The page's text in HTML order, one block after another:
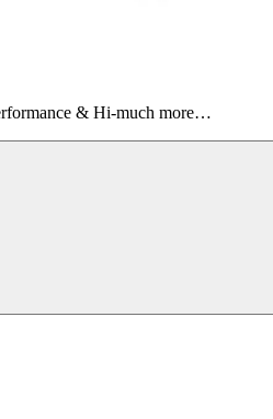
& Hi-much more…